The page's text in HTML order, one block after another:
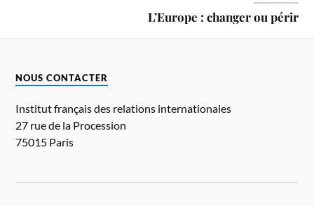
L’Europe : changer ou périr
NOUS CONTACTER
Institut français des relations internationales
27 rue de la Procession
75015 Paris